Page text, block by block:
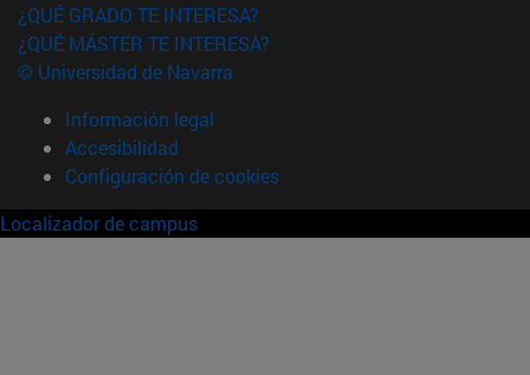
¿QUÉ GRADO TE INTERESA?
¿QUÉ MÁSTER TE INTERESA?
© Universidad de Navarra
Información legal
Accesibilidad
Configuración de cookies
Localizador de campus